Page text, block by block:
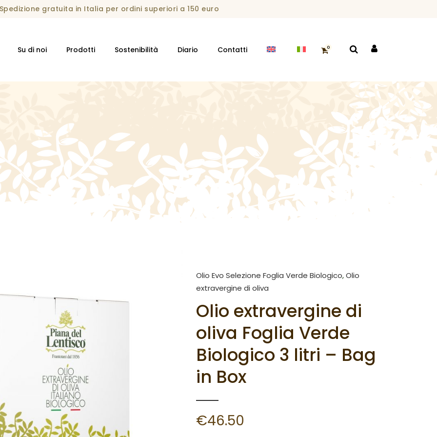
gratuita in Italia per ordini superiori a 150 euro
0
Su di noi Prodotti Sostenibilità Diario Contatti
Olio Evo Selezione Foglia Verde Biologico,Olio
extravergine di oliva
Olio extravergine di
oliva Foglia Verde
Biologico 3 litri – Bag
in Box
€46.50